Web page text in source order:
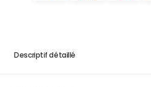
Descriptif détaillé